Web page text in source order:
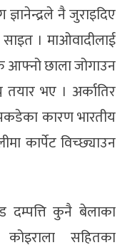
नै जुराइदिए
। माओवादीलाई
आफ्नो छाला जोगाउन
तयार भए । अर्कातिर
कारण भारतीय
कार्पेट विच्छ्याउन
दम्पत्ति कुनै बेलाका
कोइराला सहितका